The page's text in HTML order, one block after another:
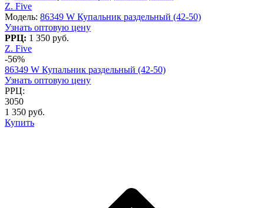
Z. Five
Модель: 86349 W Купальник раздельный (42-50)
Узнать оптовую цену
РРЦ: 1 350 руб.
Z. Five
-56%
86349 W Купальник раздельный (42-50)
Узнать оптовую цену
РРЦ:
3050
1 350 руб.
Купить